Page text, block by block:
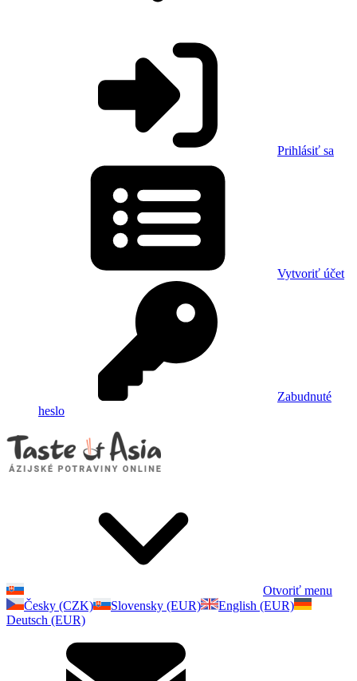
Prihlásiť sa
Vytvoriť účet
Zabudnuté
heslo
Otvoriť menu
Česky (CZK)
Slovensky (EUR)
English (EUR)
Deutsch (EUR)